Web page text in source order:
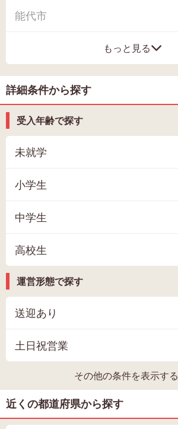
能代市
もっと見る
詳細条件から探す
受入年齢で探す
未就学
小学生
中学生
高校生
運営形態で探す
送迎あり
土日祝営業
その他の条件を表示する
近くの都道府県から探す